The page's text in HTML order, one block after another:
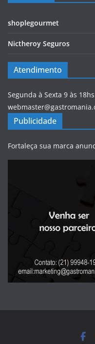
shoplegourmet
Nictheroy Seguros
Atendimento
Segunda à Sexta 9 às
Publicidade
Fortaleça sua marca